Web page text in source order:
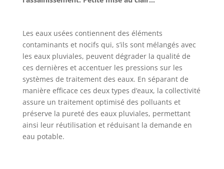
Les eaux usées contiennent des éléments
contaminants et nocifs qui, s’ils sont mélangés avec
les eaux pluviales, peuvent dégrader la qualité de
ces dernières et accentuer les pressions sur les
systèmes de traitement des eaux. En séparant de
manière efficace ces deux types d’eaux, la collectivité
assure un traitement optimisé des polluants et
préserve la pureté des eaux pluviales, permettant
ainsi leur réutilisation et réduisant la demande en
eau potable.